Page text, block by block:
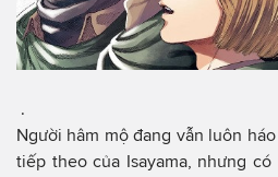
.
Người hâm mộ đang vẫn luôn
tiếp theo của Isayama, nhưng